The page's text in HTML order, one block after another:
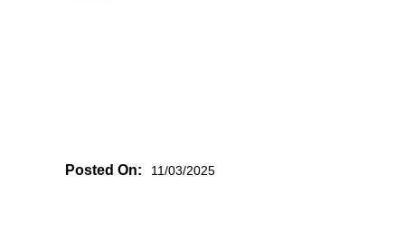
Posted On: 11/03/2025